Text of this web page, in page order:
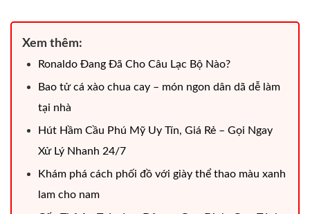
Xem thêm:
Ronaldo Đang Đã Cho Câu Lạc Bộ Nào?
Bao tử cá xào chua cay – món ngon dân dã dễ làm
tại nhà
Hút Hầm Cầu Phú Mỹ Uy Tín, Giá Rẻ – Gọi Ngay
Xử Lý Nhanh 24/7
Khám phá cách phối đồ với giày thể thao màu xanh
lam cho nam